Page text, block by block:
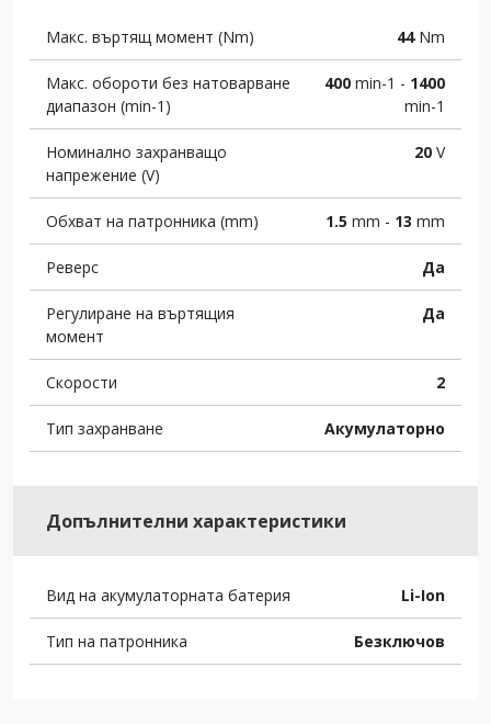
Макс. въртящ момент (Nm) 44Nm
Макс. обороти без натоварване
диапазон (min-1)
400 min-1 - 1400
min-1
Номинално захранващо
напрежение (V)
20 V
Обхват на патронника (mm) 1.5 mm - 13 mm
Реверс Да
Регулиране на въртящия
момент
Да
Скорости 2
Тип захранване Акумулаторно
Допълнителни характеристики
Вид на акумулаторната батерия Li-Ion
Тип на патронника Безключов